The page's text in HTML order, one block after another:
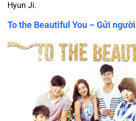
Hyun Ji.
To the Beautiful You – Gửi